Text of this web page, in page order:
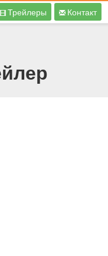
Трейлеры Контакт